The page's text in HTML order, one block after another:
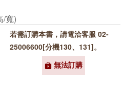
/寬)
若需訂購本書，請電洽客服 02-
25006600[分機130、131]。
無法訂購